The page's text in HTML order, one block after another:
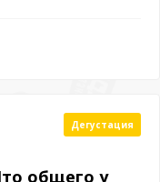
Дегустация
общего у